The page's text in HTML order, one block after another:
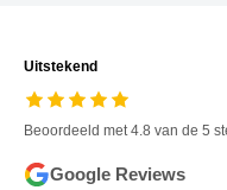
Uitstekend
Beoordeeld met 4.8 van de 5
Google Reviews